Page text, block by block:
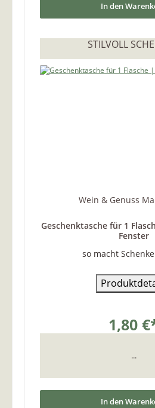
In den
STILVOLL
Wein & Genuss
Geschenktasche für 1
Fenster
so macht
1,80
...
In den